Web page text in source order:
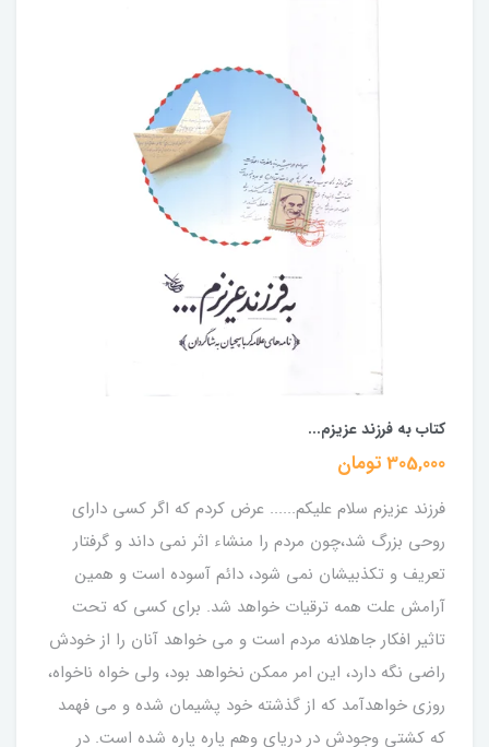
کتاب به فرزند عزیزم...
305,000 تومان
فرزند عزیزم سلام علیکم...... عرض کردم که اگر کسی دارای
روحی بزرگ شد،چون مردم را منشاء اثر نمی داند و گرفتار
تعریف و تکذبیشان نمی شود، دائم آسوده است و همین
آرامش علت همه ترقیات خواهد شد. برای کسی که تحت
تاثیر افکار جاهلانه مردم است و می خواهد آنان را از خودش
راضی نگه دارد، این امر ممکن نخواهد بود، ولی خواه ناخواه،
روزی خواهدآمد که از گذشته خود پشیمان شده و می فهمد
که کشتی وجودش در دریای وهم پاره پاره شده است. در